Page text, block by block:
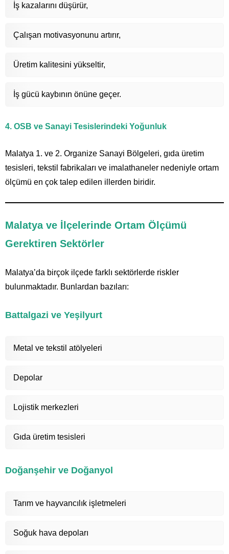
İş kazalarını düşürür,
Çalışan motivasyonunu artırır,
Üretim kalitesini yükseltir,
İş gücü kaybının önüne geçer.
4. OSB ve Sanayi Tesislerindeki Yoğunluk
Malatya 1. ve 2. Organize Sanayi Bölgeleri, gıda üretim
tesisleri, tekstil fabrikaları ve imalathaneler nedeniyle ortam
ölçümü en çok talep edilen illerden biridir.
Malatya ve İlçelerinde Ortam Ölçümü
Gerektiren Sektörler
Malatya’da birçok ilçede farklı sektörlerde riskler
bulunmaktadır. Bunlardan bazıları:
Battalgazi ve Yeşilyurt
Metal ve tekstil atölyeleri
Depolar
Lojistik merkezleri
Gıda üretim tesisleri
Doğanşehir ve Doğanyol
Tarım ve hayvancılık işletmeleri
Soğuk hava depoları